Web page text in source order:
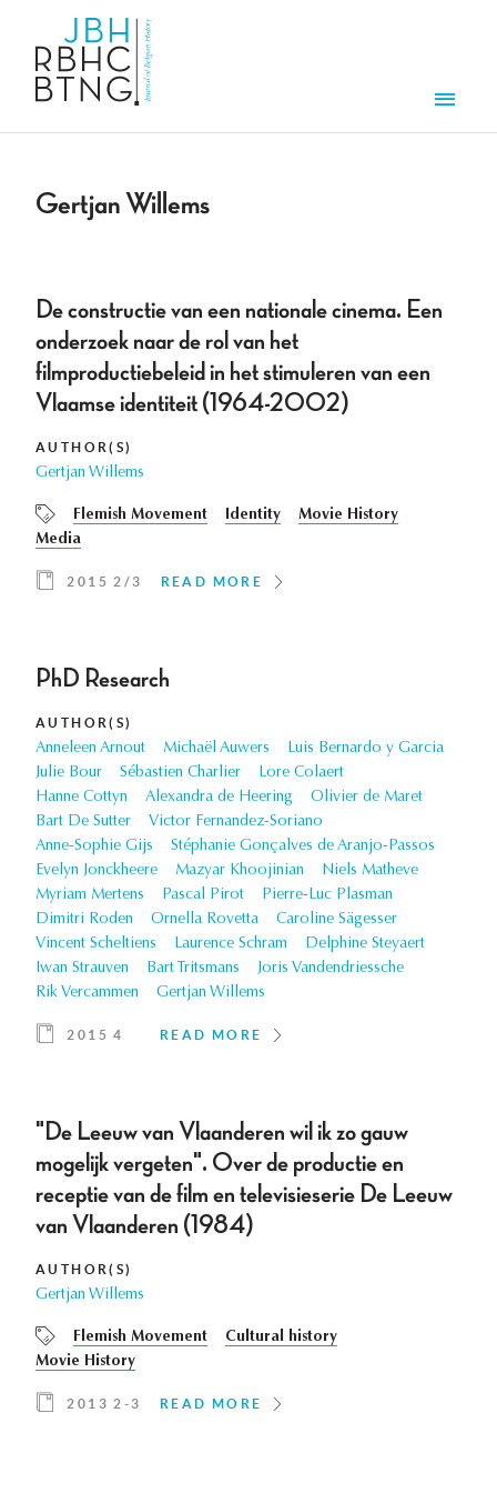
Gertjan Willems
De constructie van een nationale cinema. Een
onderzoek naar de rol van het
filmproductiebeleid in het stimuleren van een
Vlaamse identiteit (1964-2002)
AUTHOR(S)
Gertjan Willems
Flemish Movement Identity
Movie History
Media
2015 2/3 READ MORE
PhD Research
AUTHOR(S)
Anneleen Arnout Michaël Auwers
Luis Bernardo y Garcia
Julie Bour
Sébastien Charlier
Lore Colaert
Hanne Cottyn
Alexandra de Heering
Olivier de Maret
Bart De Sutter
Victor Fernandez-Soriano
Anne-Sophie Gijs
Stéphanie Gonçalves de Aranjo-Passos
Evelyn Jonckheere
Mazyar Khoojinian
Niels Matheve
Myriam Mertens
Pascal Pirot
Pierre-Luc Plasman
Dimitri Roden
Ornella Rovetta
Caroline Sägesser
Vincent Scheltiens
Laurence Schram
Delphine Steyaert
Iwan Strauven
Bart Tritsmans
Joris Vandendriessche
Rik Vercammen
Gertjan Willems
2015 4 READ MORE
"De Leeuw van Vlaanderen wil ik zo gauw
mogelijk vergeten". Over de productie en
receptie van de film en televisieserie De Leeuw
van Vlaanderen (1984)
AUTHOR(S)
Gertjan Willems
Flemish Movement
Cultural history
Movie History
2013 2-3 READ MORE